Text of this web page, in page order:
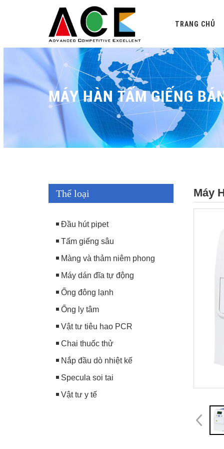
TRANG CHỦ
MÁY HÀN TẤM GIẾNG
Thể loại
Đầu hút pipet
Tấm giếng sâu
Màng và thảm niêm phong
Máy dán đĩa tự động
Ống đông lạnh
Ống ly tâm
Vật tư tiêu hao PCR
Chai thuốc thử
Nắp đầu dò nhiệt kế
Specula soi tai
Vật tư y tế
Máy